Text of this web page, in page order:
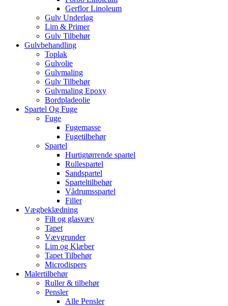
Gerflor Linoleum
Gulv Underlag
Lim & Primer
Gulv Tilbehør
Gulvbehandling
Toplak
Gulvolie
Gulvmaling
Gulv Tilbehør
Gulvmaling Epoxy
Bordpladeolie
Spartel Og Fuge
Fuge
Fugemasse
Fugetilbehør
Spartel
Hurtigtørrende spartel
Rullespartel
Sandspartel
Sparteltilbehør
Vådrumsspartel
Filler
Vægbeklædning
Filt og glasvæv
Tapet
Vævgrunder
Lim og Klæber
Tapet Tilbehør
Microdispers
Malertilbehør
Ruller & tilbehør
Pensler
Alle Pensler